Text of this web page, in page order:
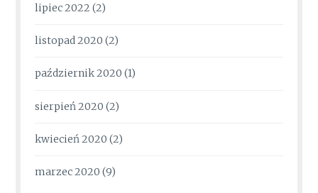
lipiec 2022 (2)
listopad 2020 (2)
październik 2020 (1)
sierpień 2020 (2)
kwiecień 2020 (2)
marzec 2020 (9)